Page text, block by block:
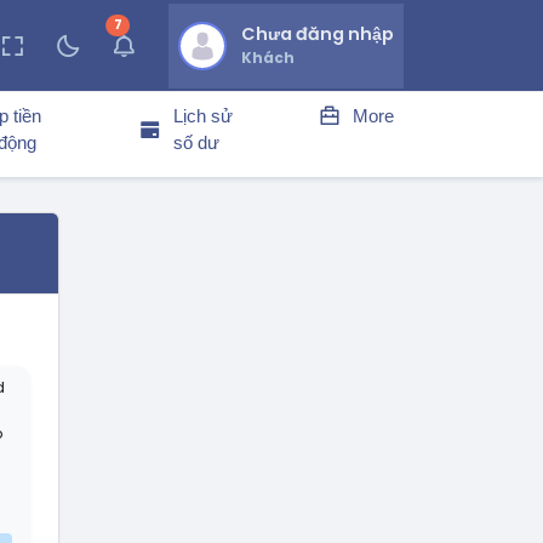
7thông báo chưa đọcChưa đăng nhập
Khách
tiền
Lịch sử
số dư
More